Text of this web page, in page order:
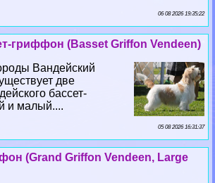
06 08 2026 19:35:22
гриффон (Basset Griffon Vendeen)
Вандейский
две
бассет-
и малый....
05 08 2026 16:31:37
(Grand Griffon Vendeen, Large